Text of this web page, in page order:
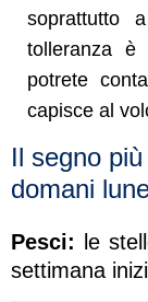
soprattutto
tolleranza
potrete
capisce al
Il segno
domani
Pesci:
le
settimana